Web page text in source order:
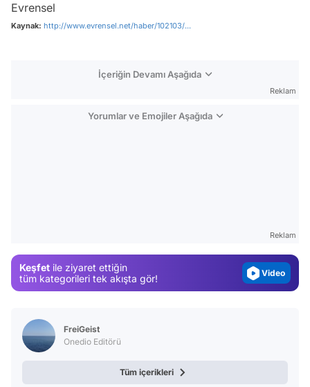
Evrensel
Kaynak: http://www.evrensel.net/haber/102103/...
İçeriğin Devamı Aşağıda
Reklam
Yorumlar ve Emojiler Aşağıda
Reklam
Keşfet ile ziyaret ettiğin
tüm kategorileri tek akışta gör!
Video
FreiGeist
Onedio Editörü
Tüm içerikleri